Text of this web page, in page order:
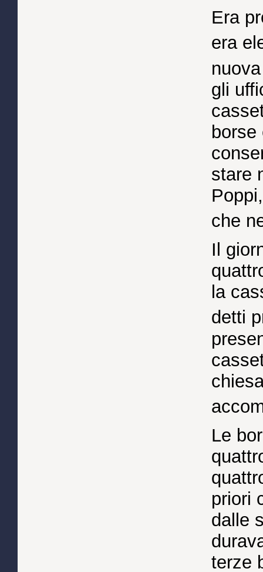
Era
era
gli
stare
che
Il
la
detti
Le
priori
dalle
terze